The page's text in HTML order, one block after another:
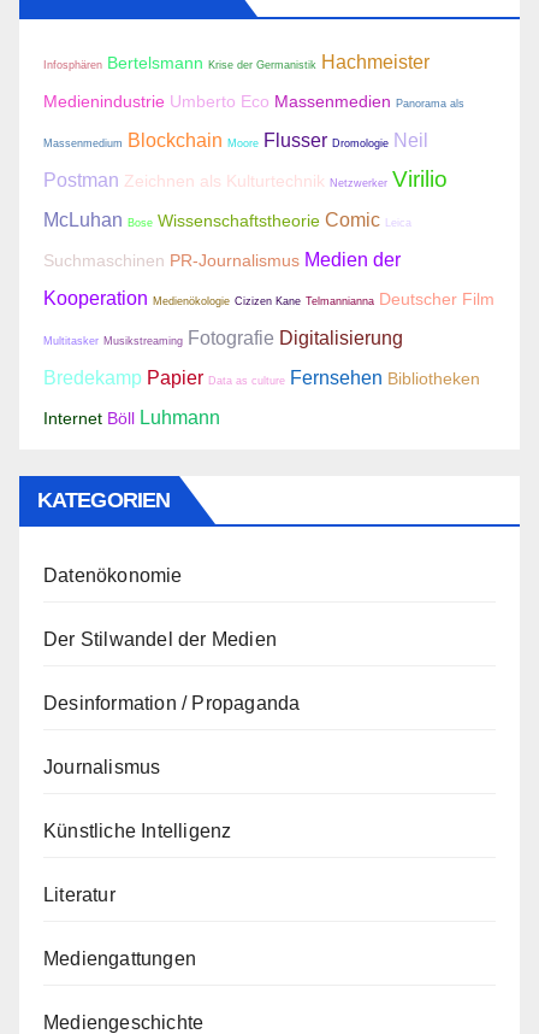
Infosphären Bertelsmann Krise der Germanistik Hachmeister
Medienindustrie Umberto Eco Massenmedien Panorama als
Massenmedium Blockchain Moore Flusser Dromologie Neil
Postman Zeichnen als Kulturtechnik Netzwerker Virilio
McLuhan Bose Wissenschaftstheorie Comic Leica
Suchmaschinen PR-Journalismus Medien der
Kooperation Medienökologie Cizizen Kane Telmannianna Deutscher Film
Multitasker Musikstreaming Fotografie Digitalisierung
Bredekamp Papier Data as culture Fernsehen Bibliotheken
Internet Böll Luhmann
KATEGORIEN
Datenökonomie
Der Stilwandel der Medien
Desinformation / Propaganda
Journalismus
Künstliche Intelligenz
Literatur
Mediengattungen
Mediengeschichte